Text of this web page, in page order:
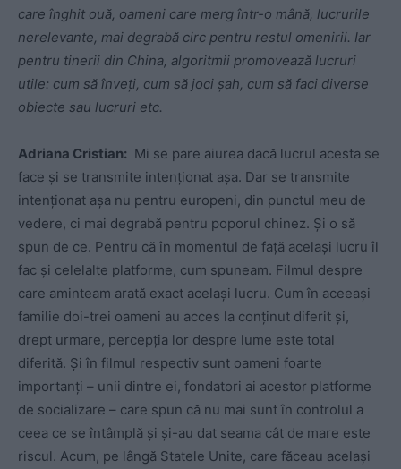
care înghit ouă, oameni care merg într-o mână, lucrurile
nerelevante, mai degrabă circ pentru restul omenirii. Iar
pentru tinerii din China, algoritmii promovează lucruri
utile: cum să înveți, cum să joci șah, cum să faci diverse
obiecte sau lucruri etc.
Adriana Cristian: Mi se pare aiurea dacă lucrul acesta se
face și se transmite intenționat așa. Dar se transmite
intenționat așa nu pentru europeni, din punctul meu de
vedere, ci mai degrabă pentru poporul chinez. Și o să
spun de ce. Pentru că în momentul de față același lucru îl
fac și celelalte platforme, cum spuneam. Filmul despre
care aminteam arată exact același lucru. Cum în aceeași
familie doi-trei oameni au acces la conținut diferit și,
drept urmare, percepția lor despre lume este total
diferită. Și în filmul respectiv sunt oameni foarte
importanți – unii dintre ei, fondatori ai acestor platforme
de socializare – care spun că nu mai sunt în controlul a
ceea ce se întâmplă și și-au dat seama cât de mare este
riscul. Acum, pe lângă Statele Unite, care făceau același